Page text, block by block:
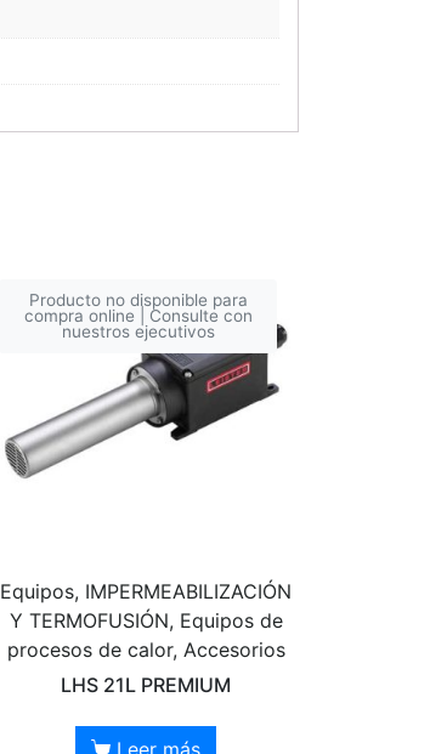
Producto no disponible para
compra online | Consulte con
nuestros ejecutivos
Equipos, IMPERMEABILIZACIÓN
Y TERMOFUSIÓN, Equipos de
procesos de calor, Accesorios
LHS 21L PREMIUM